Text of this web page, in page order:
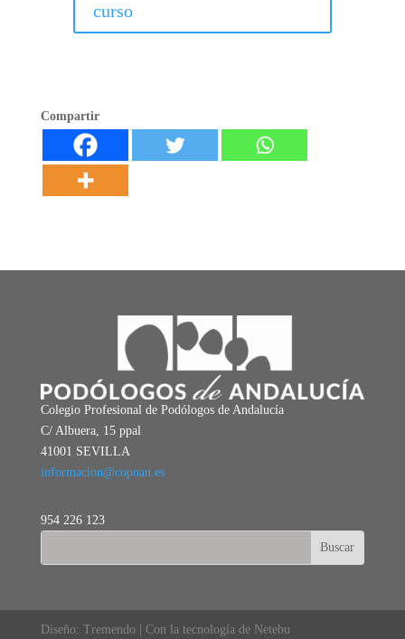
curso
Compartir
Colegio Profesional de Podólogos de Andalucía
C/ Albuera, 15 ppal
41001 SEVILLA
informacion@copoan.es
954 226 123
Diseño: Tremendo | Con la tecnología de Netebu